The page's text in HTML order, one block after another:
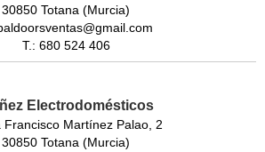
30850 Totana (Murcia)
T.: 680 524 406
Electrodomésticos
Francisco Martínez Palao, 2
30850 Totana (Murcia)